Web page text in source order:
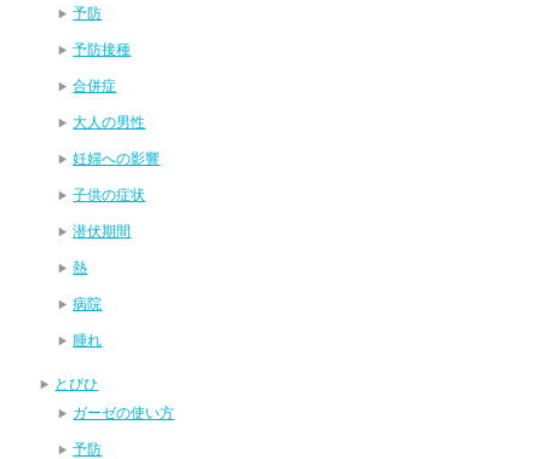
予防
予防接種
合併症
大人の男性
妊婦への影響
子供の症状
潜伏期間
熱
病院
腫れ
とびひ
ガーゼの使い方
予防